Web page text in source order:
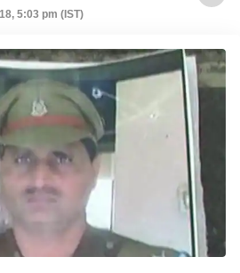
5:03 pm (IST)